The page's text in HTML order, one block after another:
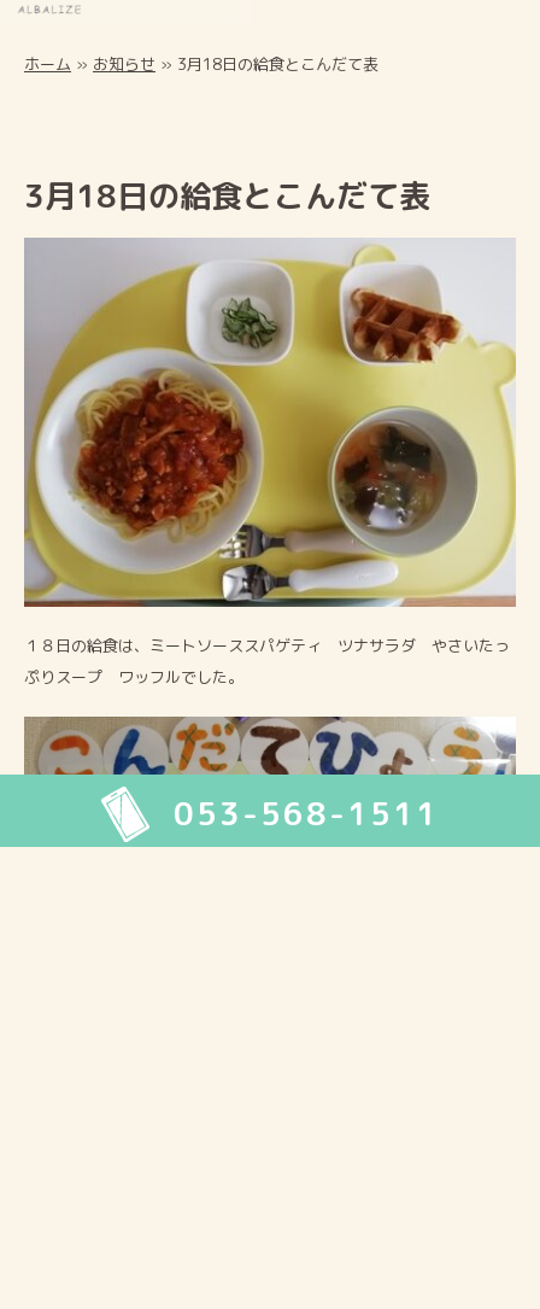
053-568-1511
ホーム » お知らせ » 3月18日の給食とこんだて表
3月18日の給食とこんだて表
１８日の給食は、ミートソーススパゲティ ツナサラダ やさいたっ
ぷりスープ ワッフルでした。